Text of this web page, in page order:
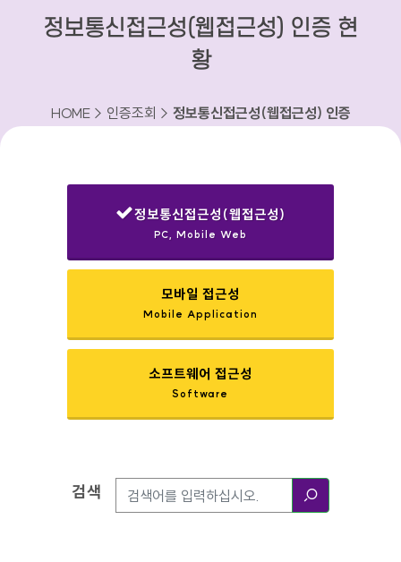
정보통신접근성(웹접근성) 인증 현
황
HOME > 인증조회 > 정보통신접근성(웹접근성) 인증
정보통신접근성(웹접근성)
PC, Mobile Web
모바일 접근성
Mobile Application
소프트웨어 접근성
Software
검색옵션
검색